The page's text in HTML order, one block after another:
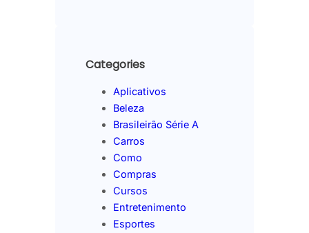
Categories
Aplicativos
Beleza
Brasileirão Série A
Carros
Como
Compras
Cursos
Entretenimento
Esportes